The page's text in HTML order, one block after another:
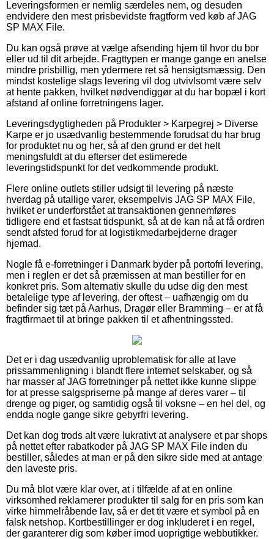
Leveringsformen er nemlig særdeles nem, og desuden
endvidere den mest prisbevidste fragtform ved køb af JAG
SP MAX File.
Du kan også prøve at vælge afsending hjem til hvor du bor
eller ud til dit arbejde. Fragttypen er mange gange en anelse
mindre prisbillig, men ydermere ret så hensigtsmæssig. Den
mindst kostelige slags levering vil dog utvivlsomt være selv
at hente pakken, hvilket nødvendiggør at du har bopæl i kort
afstand af online forretningens lager.
Leveringsdygtigheden på Produkter > Karpegrej > Diverse
Karpe er jo usædvanlig bestemmende forudsat du har brug
for produktet nu og her, så af den grund er det helt
meningsfuldt at du efterser det estimerede
leveringstidspunkt for det vedkommende produkt.
Flere online outlets stiller udsigt til levering på næste
hverdag på utallige varer, eksempelvis JAG SP MAX File,
hvilket er underforstået at transaktionen gennemføres
tidligere end et fastsat tidspunkt, så at de kan nå at få ordren
sendt afsted forud for at logistikmedarbejderne drager
hjemad.
Nogle få e-forretninger i Danmark byder på portofri levering,
men i reglen er det så præmissen at man bestiller for en
konkret pris. Som alternativ skulle du udse dig den mest
betalelige type af levering, der oftest – uafhængig om du
befinder sig tæt på Aarhus, Dragør eller Bramming – er at få
fragtfirmaet til at bringe pakken til et afhentningssted.
Det er i dag usædvanlig uproblematisk for alle at lave
prissammenligning i blandt flere internet selskaber, og så
har masser af JAG forretninger på nettet ikke kunne slippe
for at presse salgspriserne på mange af deres varer – til
drenge og piger, og samtidig også til voksne – en hel del, og
endda nogle gange sikre gebyrfri levering.
Det kan dog trods alt være lukrativt at analysere et par shops
på nettet efter rabatkoder på JAG SP MAX File inden du
bestiller, således at man er på den sikre side med at antage
den laveste pris.
Du må blot være klar over, at i tilfælde af at en online
virksomhed reklamerer produkter til salg for en pris som kan
virke himmelråbende lav, så er det tit være et symbol på en
falsk netshop. Kortbestillinger er dog inkluderet i en regel,
der garanterer dig som køber imod uoprigtige webbutikker.